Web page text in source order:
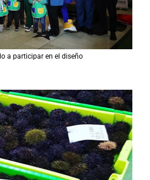
a participar en el diseño